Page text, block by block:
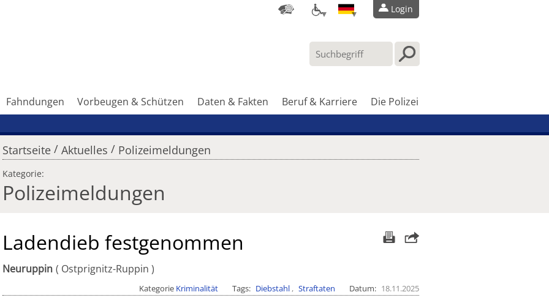
Login
Fahndungen Vorbeugen & Schützen Daten & Fakten Beruf & Karriere Die Polizei
Startseite / Aktuelles / Polizeimeldungen
Kategorie:
Polizeimeldungen
Ladendieb festgenommen
Neuruppin Ostprignitz-Ruppin
Kategorie Kriminalität Tags Diebstahl Straftaten Datum 18.11.2025